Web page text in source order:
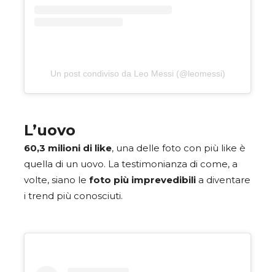
Un post condiviso da Leo Messi (@leomessi)
L’uovo
60,3 milioni di like, una delle foto con più like è
quella di un uovo. La testimonianza di come, a
volte, siano le foto più imprevedibili a diventare
i trend più conosciuti.